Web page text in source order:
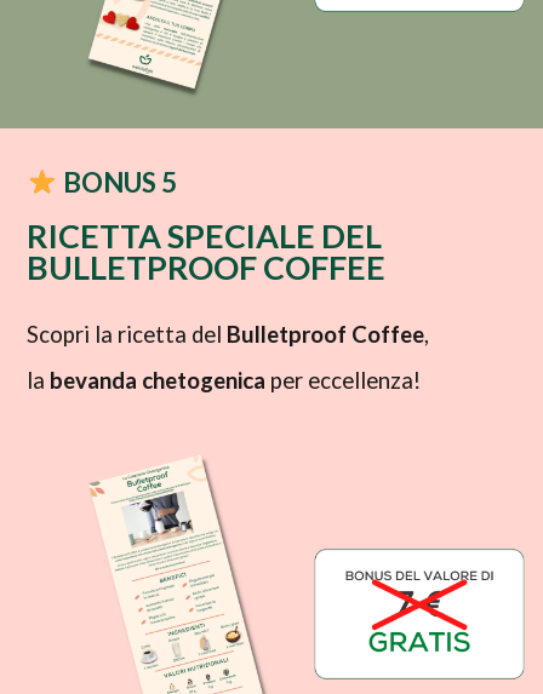
BONUS 5
RICETTA SPECIALE DEL
BULLETPROOF COFFEE​
Scopri la ricetta del Bulletproof Coffee,
la bevanda chetogenica per eccellenza!